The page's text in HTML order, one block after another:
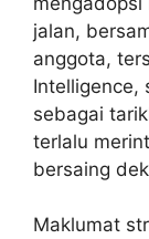
jalan,
anggota,
Intelligence,
sebagai
terlalu
bersaing
Maklumat